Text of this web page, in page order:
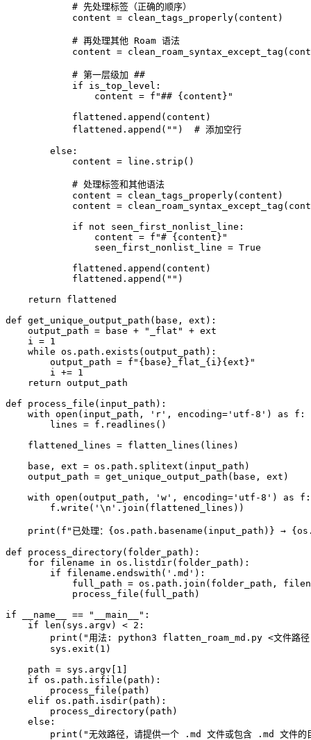
            # 先处理标签（正确的顺序）
            content = clean_tags_properly(content)
            # 再处理其他 Roam 语法
content =
            # 第一层级加 ##
            if is_top_level:
                content = f"## {content}"
            flattened.append(content)
            flattened.append("")  # 添加空行
        else:
            content = line.strip()
            # 处理标签和其他语法
            content = clean_tags_properly(content)
content =
            if not seen_first_nonlist_line:
                content = f"# {content}"
                seen_first_nonlist_line = True
            flattened.append(content)
            flattened.append("")
    return flattened
def get_unique_output_path(base, ext):
    output_path = base + "_flat" + ext
    i = 1
    while os.path.exists(output_path):
        output_path = f"{base}_flat_{i}{ext}"
        i += 1
    return output_path
def process_file(input_path):
    with open(input_path, 'r', encoding='utf-8') as f:
        lines = f.readlines()
    flattened_lines = flatten_lines(lines)
    base, ext = os.path.splitext(input_path)
    output_path = get_unique_output_path(base, ext)
    with open(output_path, 'w', encoding='utf-8') as f:
        f.write('\n'.join(flattened_lines))
print(f"已处理：{os.path.basename(input_path)} →
def process_directory(folder_path):
    for filename in os.listdir(folder_path):
        if filename.endswith('.md'):
full_path = os.path.join(folder_path,
            process_file(full_path)
if __name__ == "__main__":
    if len(sys.argv) < 2:
print("用法: python3 flatten_roam_md.py <文件路径
        sys.exit(1)
    path = sys.argv[1]
    if os.path.isfile(path):
        process_file(path)
    elif os.path.isdir(path):
        process_directory(path)
    else: